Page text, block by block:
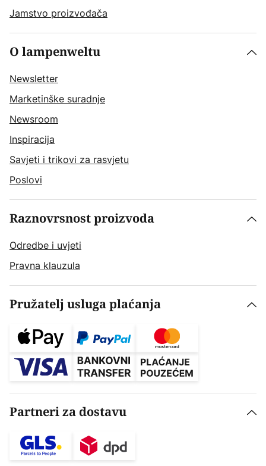
Jamstvo proizvođača
O lampenweltu
Newsletter
Marketinške suradnje
Newsroom
Inspiracija
Savjeti i trikovi za rasvjetu
Poslovi
Raznovrsnost proizvoda
Odredbe i uvjeti
Pravna klauzula
Pružatelj usluga plaćanja
Partneri za dostavu